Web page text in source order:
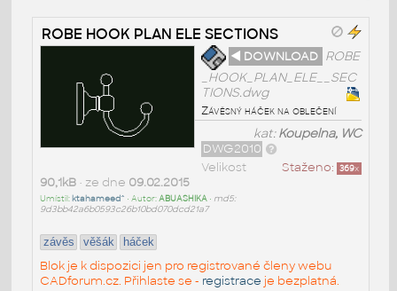
ROBE HOOK PLAN ELE SECTIONS
◄ DOWNLOAD ROBE
_HOOK_PLAN_ELE__SEC
TIONS.dwg
Závěsný háček na oblečení
kat:Koupelna, WC
DWG2010
Staženo: 369x
Velikost
90,1kB• ze dne 09.02.2015
Umístil: ktahameed^ • Autor:ABUASHIKA• md5:
9d3bb42a6b0593c26b10bd070dcd21a7
závěs věšák háček
Blok je k dispozici jen pro registrované členy webu
CADforum.cz. Přihlaste se - registrace je bezplatná.